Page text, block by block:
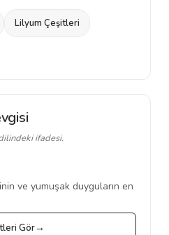
Lilyum Çeşitleri
ifadesi.
ve yumuşak duyguların en
Gör